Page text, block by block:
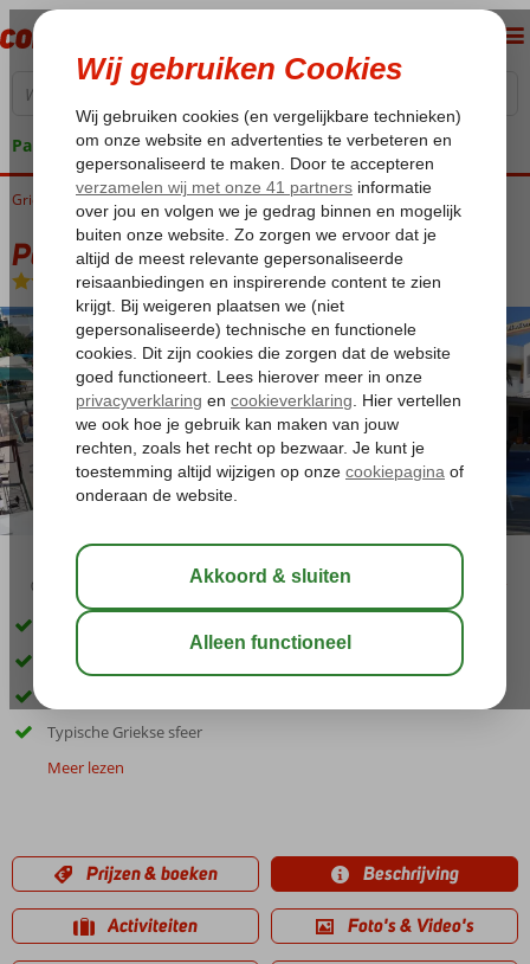
Pakketgarantie
Home
Griekenland Kreta Rethymnon Palladion Hotel
Palladion Hotel
Halfpension-Hotel
03:30
Ca. 5 minuten lopen van het zandstrand
Gelegen in in Adelianos Kampos
Typische Griekse sfeer
Meer lezen
Prijzen & boeken Beschrijving
Activiteiten Foto's & Video's